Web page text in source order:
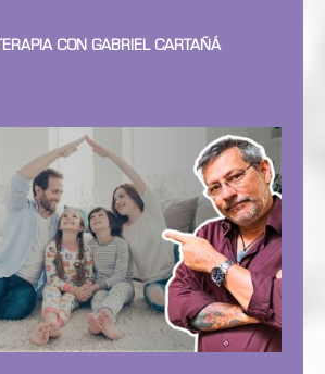
TERAPIA CON GABRIEL CARTAÑÁ